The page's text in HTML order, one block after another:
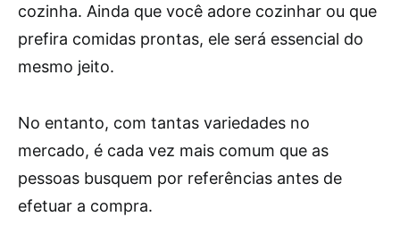
cozinha. Ainda que você adore cozinhar ou que
prefira comidas prontas, ele será essencial do
mesmo jeito.
No entanto, com tantas variedades no
mercado, é cada vez mais comum que as
pessoas busquem por referências antes de
efetuar a compra.